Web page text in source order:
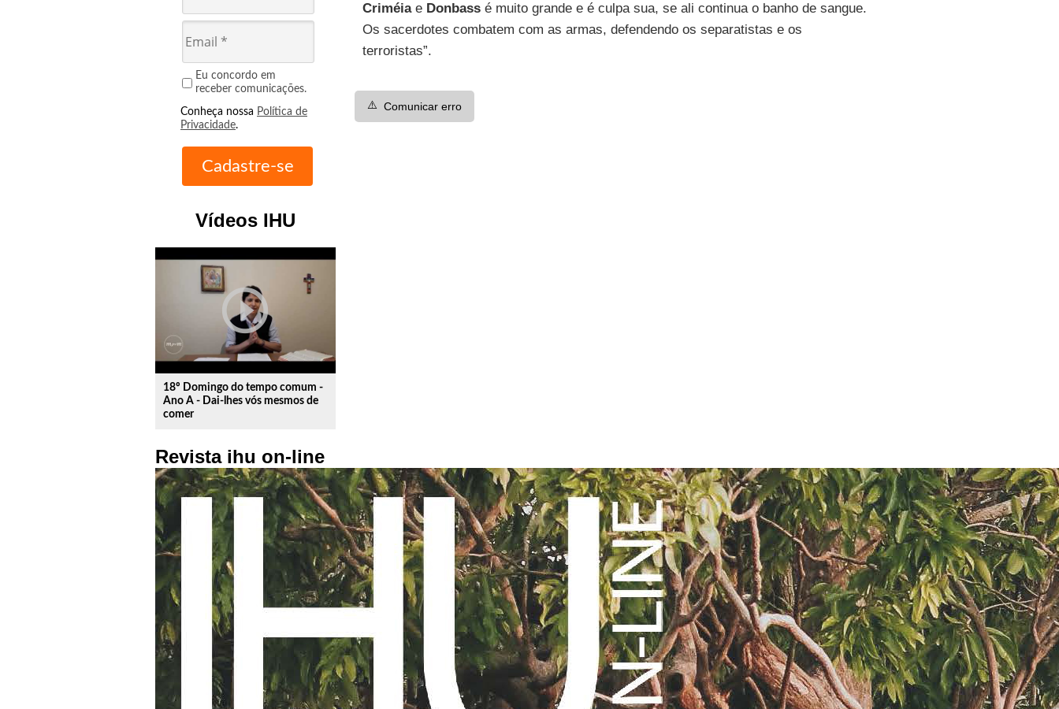
Eu concordo em
receber comunicações.
Conheça nossa Política de
Privacidade.
Vídeos IHU
play_circle_outline
18º Domingo do tempo comum -
Ano A - Dai-lhes vós mesmos de
comer
Revista ihu on-line
Criméiae Donbassé muito grande e é culpa sua, se ali continua o banho de sangue.
Os sacerdotes combatem com as armas, defendendo os separatistas e os
terroristas”.
⚠️ Comunicar erro